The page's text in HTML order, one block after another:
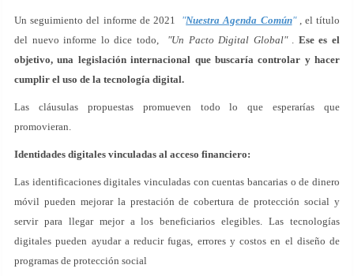
Un seguimiento del informe de 2021 "Nuestra Agenda Común", el título
del nuevo informe lo dice todo, "Un Pacto Digital Global". Ese es el
objetivo, una legislación internacional que buscaría controlar y hacer
cumplir el uso de la tecnología digital.
Las cláusulas propuestas promueven todo lo que esperarías que
promovieran.
Identidades digitales vinculadas al acceso financiero:
Las identificaciones digitales vinculadas con cuentas bancarias o de dinero
móvil pueden mejorar la prestación de cobertura de protección social y
servir para llegar mejor a los beneficiarios elegibles. Las tecnologías
digitales pueden ayudar a reducir fugas, errores y costos en el diseño de
programas de protección social